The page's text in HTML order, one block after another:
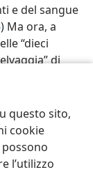
questo sito,
cookie
l’utilizzo
e del sangue
) Ma ora, a
“dieci
di
Ciò
le “dieci
sulla
Questo